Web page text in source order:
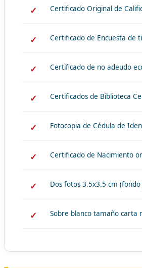
Certificado Original de
Certificado de Encuesta de
Certificado de no adeudo
Certificados de Biblioteca
Fotocopia de Cédula de
Certificado de Nacimiento
Dos fotos 3.5x3.5 cm
Sobre blanco tamaño carta